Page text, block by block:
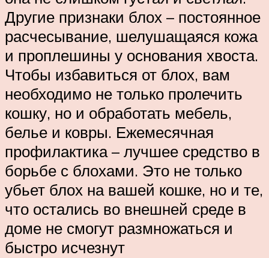
Другие признаки блох – постоянное
расчесывание, шелушащаяся кожа
и проплешины у основания хвоста.
Чтобы избавиться от блох, вам
необходимо не только пролечить
кошку, но и обработать мебель,
белье и ковры. Ежемесячная
профилактика – лучшее средство в
борьбе с блохами. Это не только
убьет блох на вашей кошке, но и те,
что остались во внешней среде в
доме не смогут размножаться и
быстро исчезнут